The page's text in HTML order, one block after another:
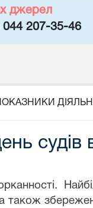
джерел
044 207-35-46
судів
а також